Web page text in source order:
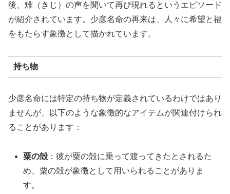
後、雉（きじ）の声を聞いて再び現れるというエピソード
が紹介されています。少彦名命の再来は、人々に希望と福
をもたらす象徴として描かれています。
持ち物
少彦名命には特定の持ち物が定義されているわけではあり
ませんが、以下のような象徴的なアイテムが関連付けられ
ることがあります：
粟の殻：彼が粟の殻に乗って渡ってきたとされるた
め、粟の殻が象徴として用いられることがありま
す。